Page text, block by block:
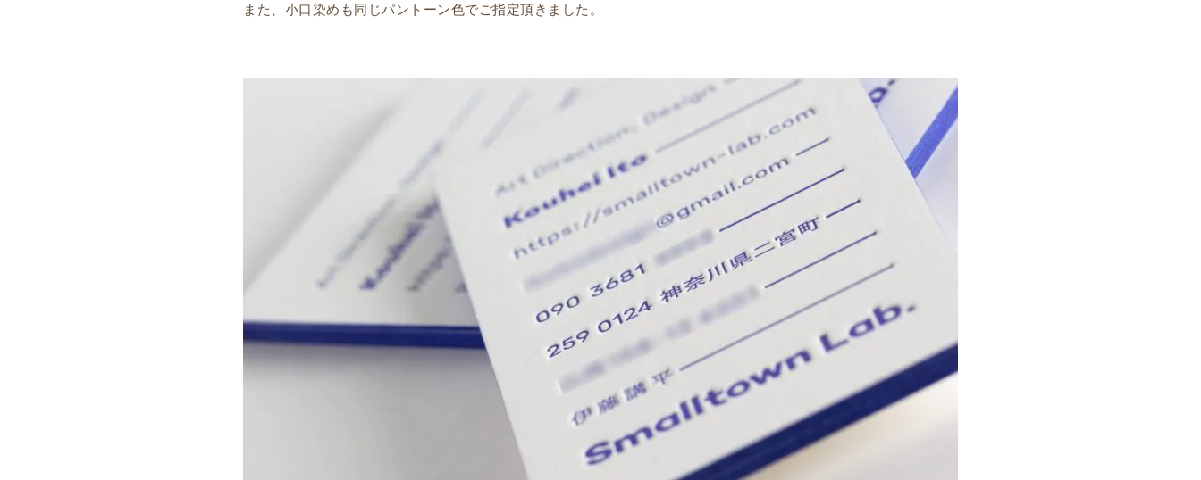
また、小口染めも同じパントーン色でご指定頂きました。